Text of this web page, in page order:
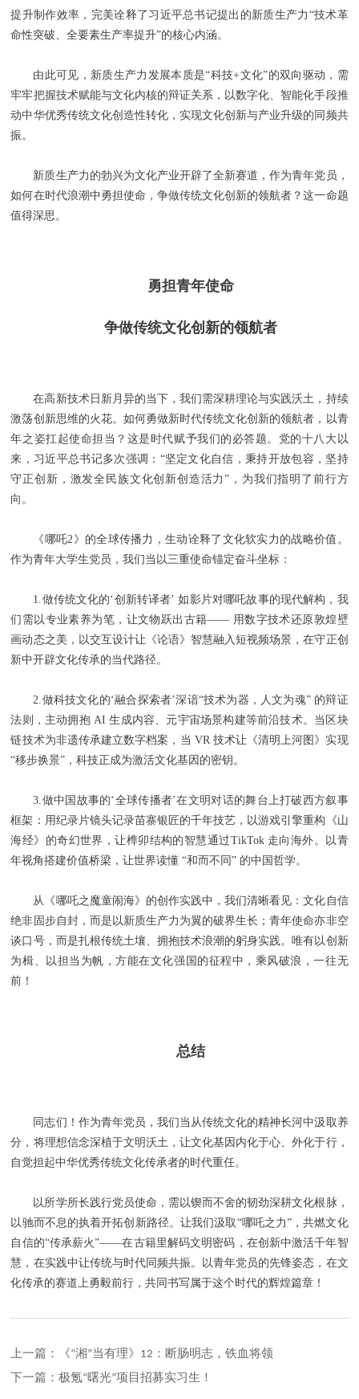
提升制作效率，完美诠释了习近平总书记提出的新质生产力“技术革
命性突破、全要素生产率提升”的核心内涵。
由此可见，新质生产力发展本质是“科技+文化”的双向驱动，需
牢牢把握技术赋能与文化内核的辩证关系，以数字化、智能化手段推
动中华优秀传统文化创造性转化，实现文化创新与产业升级的同频共
振。
新质生产力的勃兴为文化产业开辟了全新赛道，作为青年党员，
如何在时代浪潮中勇担使命，争做传统文化创新的领航者？这一命题
值得深思。
勇担青年使命
争做传统文化创新的领航者
在高新技术日新月异的当下，我们需深耕理论与实践沃土，持续
激荡创新思维的火花。如何勇做新时代传统文化创新的领航者，以青
年之姿扛起使命担当？这是时代赋予我们的必答题。党的十八大以
来，习近平总书记多次强调：“坚定文化自信，秉持开放包容，坚持
守正创新，激发全民族文化创新创造活力”，为我们指明了前行方
向。
《哪吒2》的全球传播力，生动诠释了文化软实力的战略价值。
作为青年大学生党员，我们当以三重使命锚定奋斗坐标：
1.做传统文化的‘创新转译者’ 如影片对哪吒故事的现代解构，我
们需以专业素养为笔，让文物跃出古籍—— 用数字技术还原敦煌壁
画动态之美，以交互设计让《论语》智慧融入短视频场景，在守正创
新中开辟文化传承的当代路径。
2.做科技文化的‘融合探索者’深谙“技术为器，人文为魂” 的辩证
法则，主动拥抱 AI 生成内容、元宇宙场景构建等前沿技术。当区块
链技术为非遗传承建立数字档案，当 VR 技术让《清明上河图》实现
“移步换景”，科技正成为激活文化基因的密钥。
3.做中国故事的‘全球传播者’在文明对话的舞台上打破西方叙事
框架：用纪录片镜头记录苗寨银匠的千年技艺，以游戏引擎重构《山
海经》的奇幻世界，让榫卯结构的智慧通过TikTok 走向海外。以青
年视角搭建价值桥梁，让世界读懂 “和而不同” 的中国哲学。
从《哪吒之魔童闹海》的创作实践中，我们清晰看见：文化自信
绝非固步自封，而是以新质生产力为翼的破界生长；青年使命亦非空
谈口号，而是扎根传统土壤、拥抱技术浪潮的躬身实践。唯有以创新
为楫、以担当为帆，方能在文化强国的征程中，乘风破浪，一往无
前！
总结
同志们！作为青年党员，我们当从传统文化的精神长河中汲取养
分，将理想信念深植于文明沃土，让文化基因内化于心、外化于行，
自觉担起中华优秀传统文化传承者的时代重任。
以所学所长践行党员使命，需以锲而不舍的韧劲深耕文化根脉，
以驰而不息的执着开拓创新路径。让我们汲取“哪吒之力”，共燃文化
自信的“传承薪火”——在古籍里解码文明密码，在创新中激活千年智
慧，在实践中让传统与时代同频共振。以青年党员的先锋姿态，在文
化传承的赛道上勇毅前行，共同书写属于这个时代的辉煌篇章！
上一篇：《“湘”当有理》12：断肠明志，铁血将领
下一篇：极氪“曙光”项目招募实习生！